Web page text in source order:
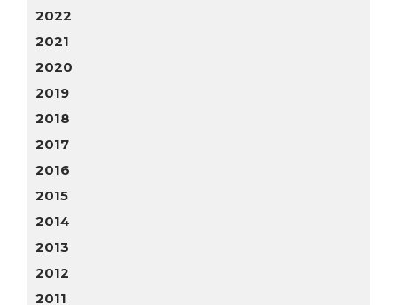
2022
2021
2020
2019
2018
2017
2016
2015
2014
2013
2012
2011